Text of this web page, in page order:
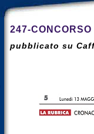
247-
pubblicato su